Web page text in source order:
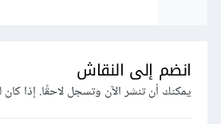
انضم إلى النقاش
يمكنك أن تنشر الآن وتسجل لاحقًا. إذا